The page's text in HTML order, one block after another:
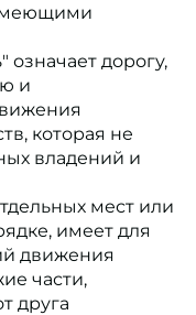
означает дорогу,
и
которая не
владений и
мест или
имеет для
движения
части,
друга